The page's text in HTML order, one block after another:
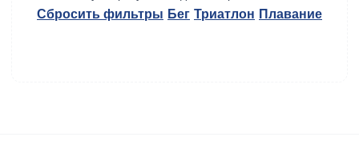
Сбросить фильтры Бег Триатлон Плавание